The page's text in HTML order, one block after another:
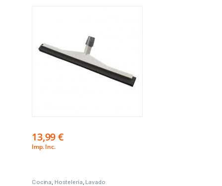
13,99€
Imp. Inc.
Cocina Hostelería Lavado